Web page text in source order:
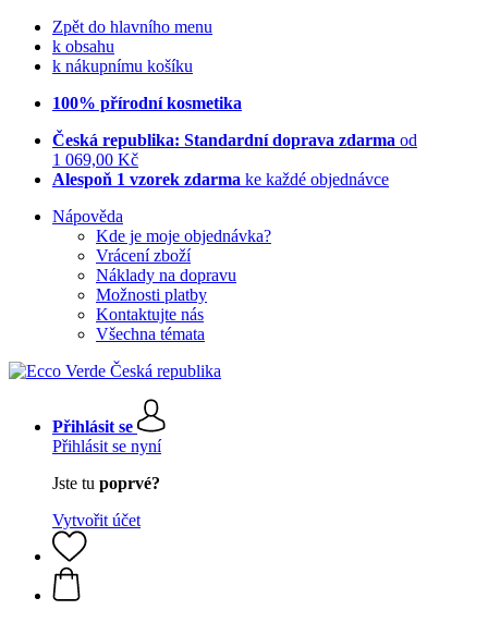
Zpět do hlavního menu
k obsahu
k nákupnímu košíku
100% přírodní kosmetika
Česká republika: Standardní doprava zdarma od
1 069,00 Kč
Alespoň 1 vzorek zdarma ke každé objednávce
Nápověda
Kde je moje objednávka?
Vrácení zboží
Náklady na dopravu
Možnosti platby
Kontaktujte nás
Všechna témata
Přihlásit se
Přihlásit se nyní
Jste tu poprvé?
Vytvořit účet